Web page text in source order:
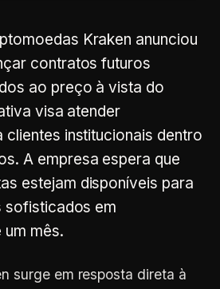
Kraken anunciou
contratos futuros
ao preço à vista do
visa atender
clientes institucionais dentro
A empresa espera que
estejam disponíveis para
sofisticados em
mês.
surge em resposta direta à